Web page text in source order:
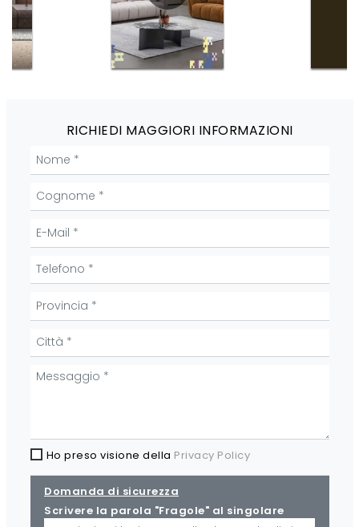
RICHIEDI MAGGIORI INFORMAZIONI
Ho preso visione della Privacy Policy
Domanda di sicurezza
Scrivere la parola "Fragole" al singolare